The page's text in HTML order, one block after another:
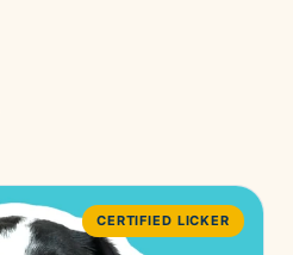
CERTIFIED LICKER